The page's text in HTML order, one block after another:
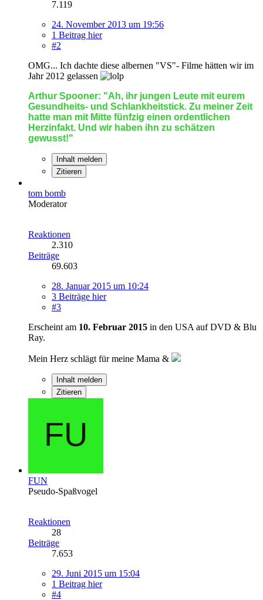
7.119
24. November 2013 um 19:56
1 Beitrag hier
#2
OMG... Ich dachte diese albernen "VS"- Filme hätten wir im
Jahr 2012 gelassen
Arthur Spooner: "Ah, ihr jungen Leute mit eurem
Gesundheits- und Schlankheitstick. Zu meiner Zeit
hatte man mit Mitte fünfzig einen ordentlichen
Herzinfakt. Und wir haben ihn zu schätzen
gewusst!"
Inhalt melden
Zitieren
tom bomb
Moderator
Reaktionen
2.310
Beiträge
69.603
28. Januar 2015 um 10:24
3 Beiträge hier
#3
Erscheint am 10. Februar 2015 in den USA auf DVD & Blu
Ray.
Mein Herz schlägt für meine Mama &
Inhalt melden
Zitieren
FUN
Pseudo-Spaßvogel
Reaktionen
28
Beiträge
7.653
29. Juni 2015 um 15:04
1 Beitrag hier
#4